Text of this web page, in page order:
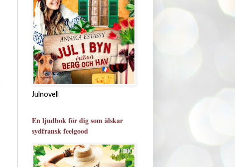
Julnovell
En ljudbok för dig som älskar
sydfransk feelgood